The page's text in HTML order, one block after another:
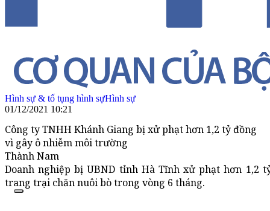
Hình sự & tố tụng hình sựHình sự
01/12/2021 10:21
Công ty TNHH Khánh Giang bị xử phạt hơn 1,2 tỷ đồng
vì gây ô nhiễm môi trường
Thành Nam
Doanh nghiệp bị UBND tỉnh Hà Tĩnh xử phạt hơn 1,2
trang trại chăn nuôi bò trong vòng 6 tháng.